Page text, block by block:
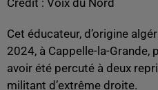
Crédit : Voix du Nord
Cet éducateur, d’origine
2024, à Cappelle-la-Grande,
avoir été percuté à deux
militant d’extrême droite.